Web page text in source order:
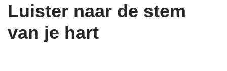
Luister naar de stem
van je hart